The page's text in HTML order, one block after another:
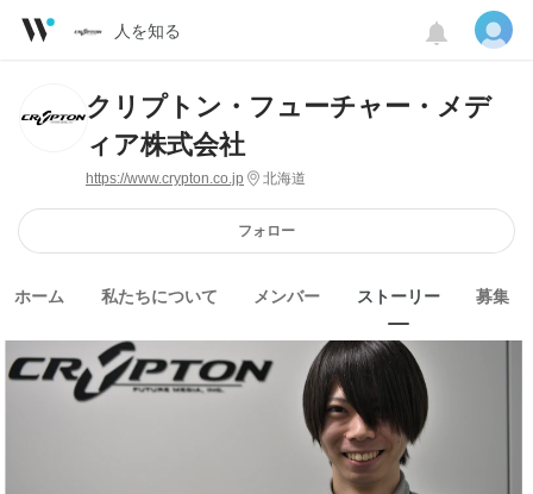
人を知る
クリプトン・フューチャー・メデ
ィア株式会社
https://www.crypton.co.jp 北海道
フォロー
ホーム 私たちについて メンバー ストーリー 募集